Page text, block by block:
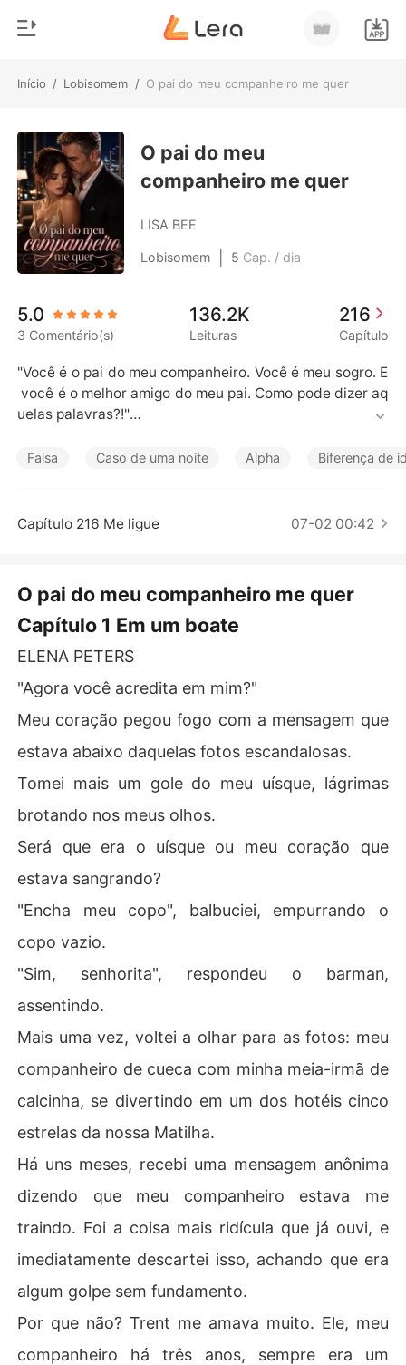
Início / Lobisomem / O pai do meu companheiro me quer
Loja
Histórico
Sair
Baixar App
Gênero
Moderno
Lobisomem
Contos
Bilionários
Contos Curtos
O pai do meu
companheiro me quer
LISA BEE
Lobisomem 5 Cap. / dia
5.0
3 Comentário(s)
136.2K
Leituras
216
Capítulo
"Você é o pai do meu companheiro. Você é meu sogro. E
você é o melhor amigo do meu pai. Como pode dizer aq
uelas palavras?!"
"Se você quer dizer que estou completamente obcecad
mento com meu filho? Ou... que você nunca vai se livrar
dos pela sua mão grande sobre minha boca.
s, enquanto eu implorava para que ele parasse, com me
do de sermos pegos.
***
ão deveria ter feito isso, mas estava tão amargurada, já
que meu companheiro estava dormindo com minha mei
Aquela noite marcou o início da sua obsessão insana, e
então percebi que ele não era o sogro sensato e calmo
que sempre pensei que fosse.
Por trás daquela máscara, havia um homem obsessivo,
manipulador e controlador que jurou nunca me deixar ir
e faria qualquer coisa para me manter, inclusive arruina
Agora, eu estava presa nesse relacionamento erótico cl
andestino, me vendo mais viciada nele a cada dia.
O que eu deveria fazer para me libertar desse vínculo e
rótico, mas tóxico, que compartilhávamos?
Falsa Caso de uma noite Alpha Biferença de
Capítulo 216 Me ligue 07-02 00:42
O pai do meu companheiro me quer
Capítulo 1 Em um boate
ELENA PETERS
"Agora você acredita em mim?"
Meu coração pegou fogo com a mensagem que
estava abaixo daquelas fotos escandalosas.
Tomei mais um gole do meu uísque, lágrimas
brotando nos meus olhos.
Será que era o uísque ou meu coração que
estava sangrando?
"Encha meu copo", balbuciei, empurrando o
copo vazio.
"Sim, senhorita", respondeu o barman,
assentindo.
Mais uma vez, voltei a olhar para as fotos: meu
companheiro de cueca com minha meia-irmã de
calcinha, se divertindo em um dos hotéis cinco
estrelas da nossa Matilha.
Há uns meses, recebi uma mensagem anônima
dizendo que meu companheiro estava me
traindo. Foi a coisa mais ridícula que já ouvi, e
imediatamente descartei isso, achando que era
algum golpe sem fundamento.
Por que não? Trent me amava muito. Ele, meu
companheiro há três anos, sempre era um